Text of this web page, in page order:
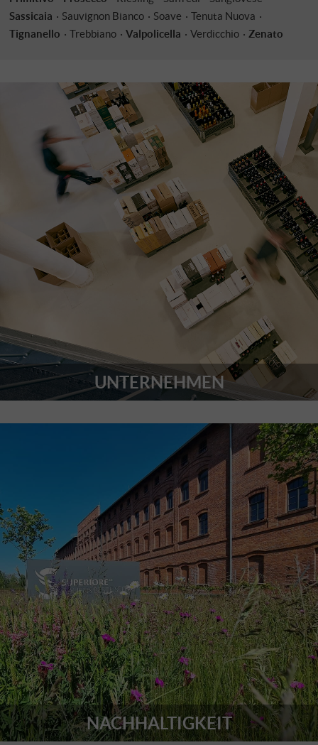
Sassicaia
Sauvignon Bianco Soave
Tenuta Nuova
Tignanello
Trebbiano Valpolicella Verdicchio Zenato
UNTERNEHMEN
NACHHALTIGKEIT